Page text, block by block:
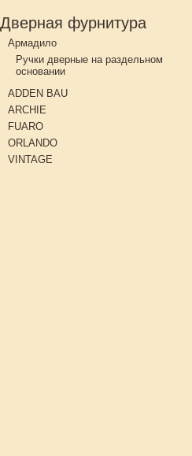
Дверная фурнитура
Армадило
Ручки дверные на раздельном
основании
ADDEN BAU
ARCHIE
FUARO
ORLANDO
VINTAGE